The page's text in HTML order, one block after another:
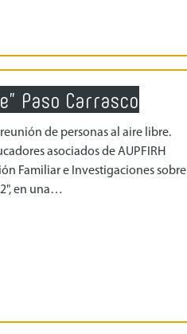
Paso Carrasco
de personas al aire libre.
asociados de AUPFIRH
Familiar e Investigaciones sobre
en una…